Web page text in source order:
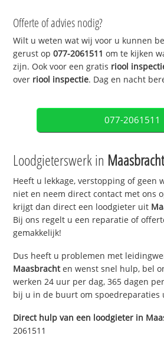
Offerte of advies nodig?
Wilt u weten wat wij voor u kunnen
gerust op077-2061511 om te kijken
zijn. Ook voor een gratis riool
over riool inspectie. Dag en nacht
077-2061511
Loodgieterswerk in Maasbracht
Heeft u lekkage, verstopping of geen
niet en neem direct contact met ons
krijgt dan direct een loodgieter uit
Bij ons regelt u een reparatie of
gemakkelijk!
Dus heeft u problemen met
Maasbrachten wenst snel hulp, bel
werken 24 uur per dag, 365 dagen
bij u in de buurt om spoedreparaties
Direct hulp van een loodgieter in
2061511